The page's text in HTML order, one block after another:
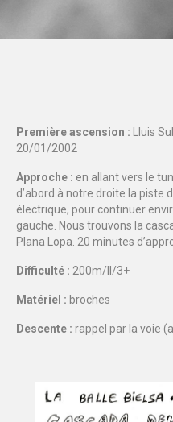
Première ascension : Lluis
20/01/2002
Approche : en allant vers le
d’abord à notre droite la piste
électrique, pour continuer
gauche. Nous trouvons la
Plana Lopa. 20 minutes
Difficulté : 200m/II/3+
Matériel : broches
Descente : rappel par la voie